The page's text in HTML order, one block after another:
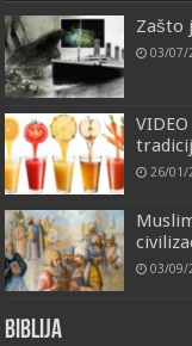
Zašto
03/07/
26/01/
03/09/
Biblija